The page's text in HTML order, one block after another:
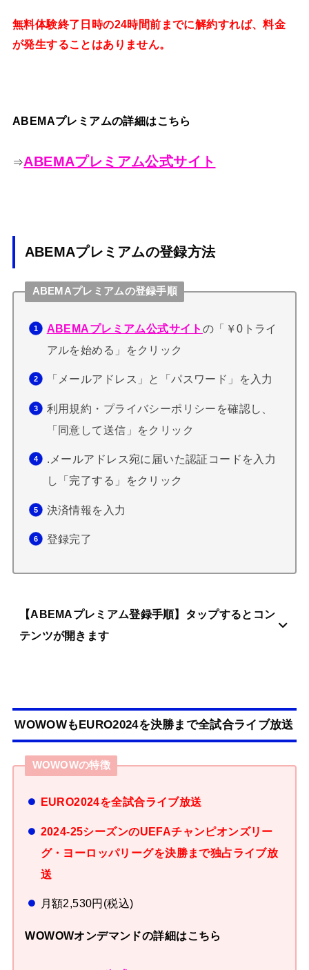
無料体験終了日時の24時間前までに解約すれば、料金
が発生することはありません。
ABEMAプレミアムの詳細はこちら
⇒ABEMAプレミアム公式サイト
ABEMAプレミアムの登録方法
ABEMAプレミアムの登録手順
ABEMAプレミアム公式サイト の「￥0トライ
アルを始める」をクリック
「メールアドレス」と「パスワード」を入力
利用規約・プライバシーポリシーを確認し、
「同意して送信」をクリック
.メールアドレス宛に届いた認証コードを入力
し「完了する」をクリック
決済情報を入力
登録完了
【ABEMAプレミアム登録手順】タップするとコン
テンツが開きます
WOWOWもEURO2024を決勝まで全試合ライブ放送
WOWOWの特徴
EURO2024を全試合ライブ放送
2024-25シーズンのUEFAチャンピオンズリー
グ・ヨーロッパリーグを決勝まで独占ライブ放
送
月額2,530円(税込)
WOWOWオンデマンドの詳細はこちら